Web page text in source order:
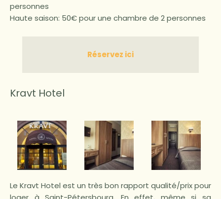
personnes
Haute saison: 50€ pour une chambre de 2 personnes
Réservez ici
Kravt Hotel
Le Kravt Hotel est un très bon rapport qualité/prix pour